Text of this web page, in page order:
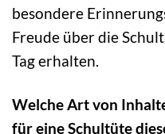
besondere
Freude über die
Tag erhalten.
Welche Art von
für eine Schultüte